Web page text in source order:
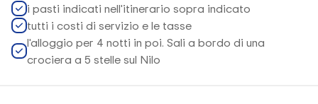
i pasti indicati nell'itinerario sopra indicato
tutti i costi di servizio e le tasse
l'alloggio per 4 notti in poi. Sali a bordo di una
crociera a 5 stelle sul Nilo